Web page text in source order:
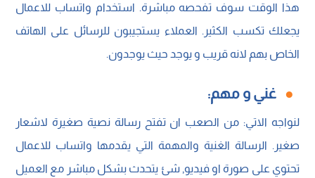
هذا الوقت سوف تفحصه مباشرة. استخدام واتساب للاعمال
يجعلك تكسب الكثير. العملاء يستجيبون للرسائل على الهاتف
الخاص بهم لانه قريب و يوجد حيث يوجدون.
غني و مهم:
لنواجه الاتي: من الصعب ان تفتح رسالة نصية صغيرة لاشعار
صغير. الرسالة الغنية والمهمة التي يقدمها واتساب للاعمال
تحتوي على صورة او فيديو, شئ يتحدث بشكل مباشر مع العميل